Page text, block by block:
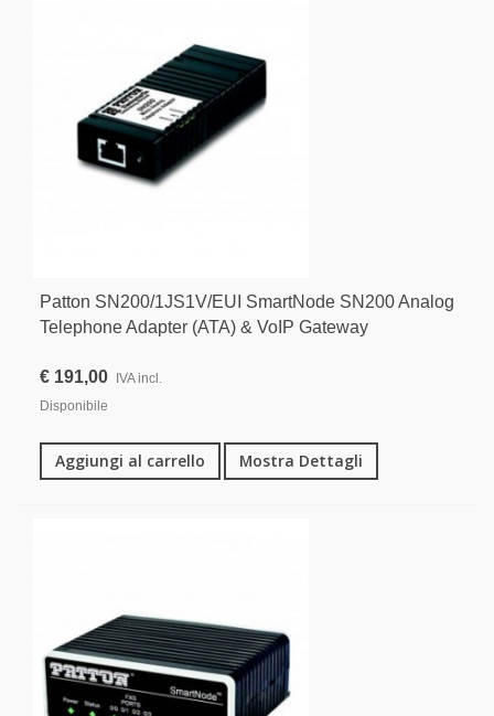
Patton SN200/1JS1V/EUI SmartNode SN200 Analog
Telephone Adapter (ATA) & VoIP Gateway
€ 191,00
IVA incl.
Disponibile
Aggiungi al carrello Mostra Dettagli